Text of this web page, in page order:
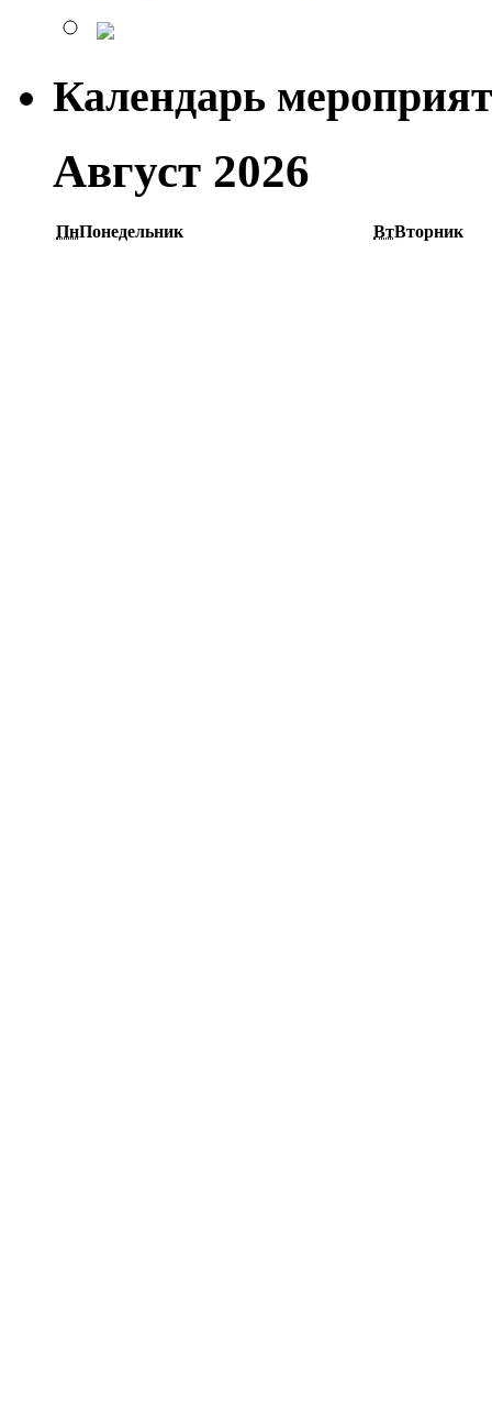
Календарь
Август 2026
ПнПонедельник ВтВторник